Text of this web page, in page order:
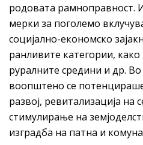
родовата рамноправност.
мерки за поголемо
социјално-економско
ранливите категории,
руралните средини и др.
воопштено се
развој, ревитализација на
стимулирање на
изградба на патна и